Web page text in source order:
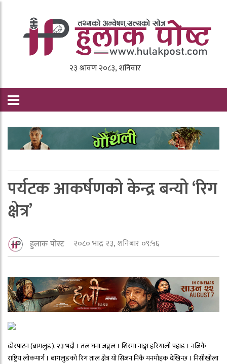
पर्यटक आकर्षणको केन्द्र बन्यो ‘रिग
क्षेत्र’
हुलाक पोस्ट २०८० भाद्र २३, शनिबार ०९:५६
ढोरपाटन (बागलुङ), २३ भदौ । तल घना जङ्गल । शिरमा नाङ्गा हरियाली पहाड । नजिकै
राष्ट्रिय लोकमार्ग । बागलुङको रिग ताल क्षेत्र यो सिजन निकै मनमोहक देखिन्छ । निसीखोला